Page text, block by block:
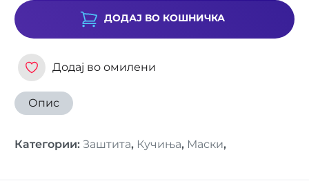
ДОДАЈ ВО КОШНИЧКА
Додај во омилени
Опис
Категории: Заштита, Кучиња, Маски,